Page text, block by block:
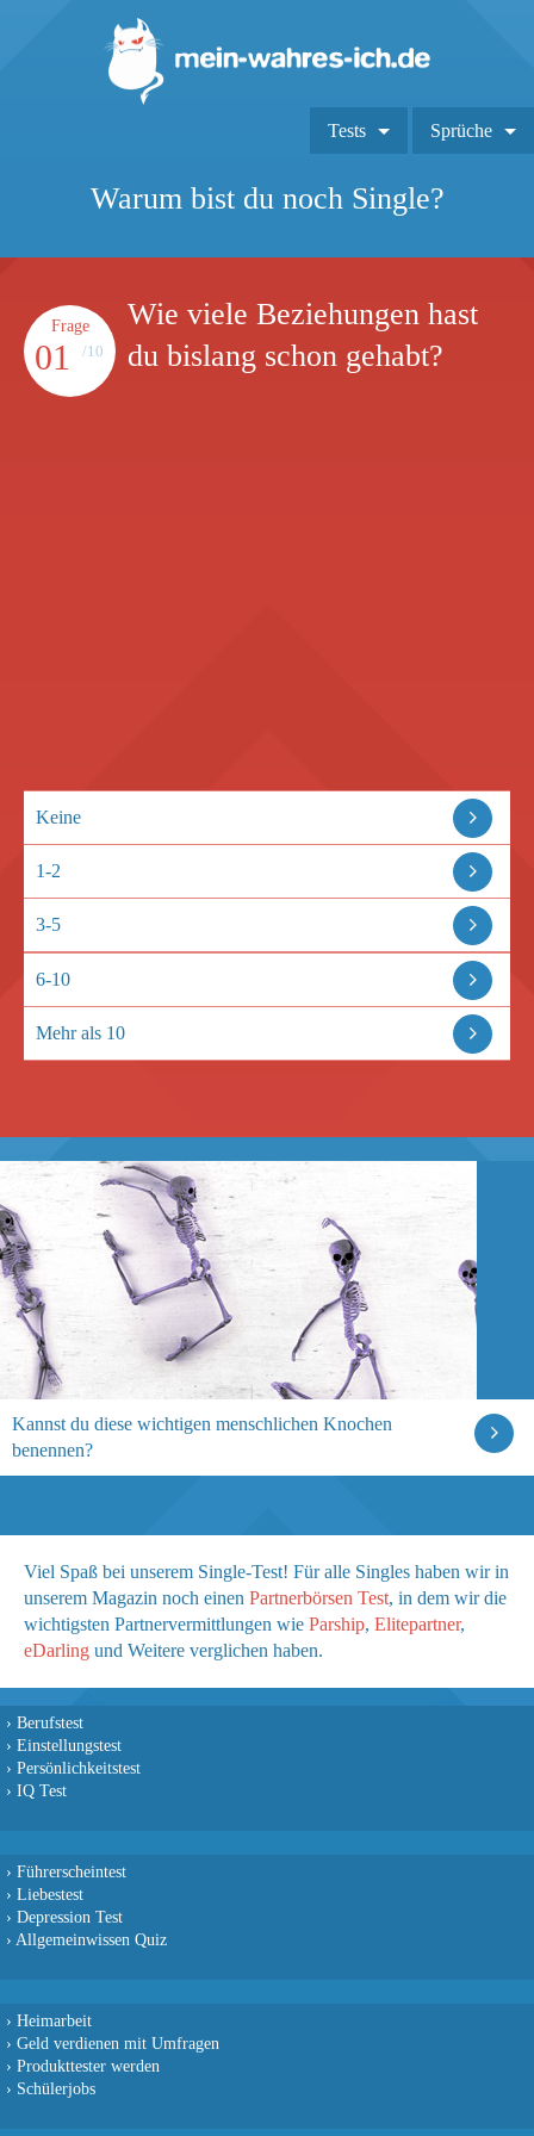
Tests Sprüche
Warum bist du noch Single?
Frage
01 /10
Wie viele Beziehungen hast
du bislang schon gehabt?
Keine
1-2
3-5
6-10
Mehr als 10
Kannst du diese wichtigen menschlichen Knochen
benennen?
Viel Spaß bei unserem Single-Test! Für alle Singles haben wir in
unserem Magazin noch einen Partnerbörsen Test, in dem wir die
wichtigsten Partnervermittlungen wie Parship, Elitepartner,
eDarling und Weitere verglichen haben.
› Berufstest
› Einstellungstest
› Persönlichkeitstest
› IQ Test
› Führerscheintest
› Liebestest
› Depression Test
› Allgemeinwissen Quiz
› Heimarbeit
› Geld verdienen mit Umfragen
› Produkttester werden
› Schülerjobs